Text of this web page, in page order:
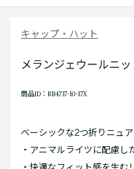
キャップ・ハット
メランジェウールニ
商品ID：RB4737-10-I7X
ベーシックな2つ折りニュ
・アニマルライツに配慮し
・快適なフィット感を生む